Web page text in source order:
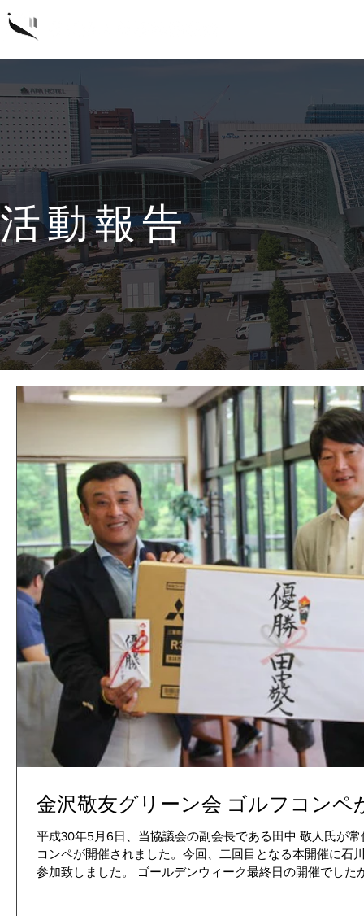
活動報告
金沢敬友グリーン会 ゴルフコンペ
平成30年5月6日、当協議会の副会長である田中 敬人氏が
コンペが開催されました。今回、二回目となる本開催に石
参加致しました。 ゴールデンウィーク最終日の開催でした